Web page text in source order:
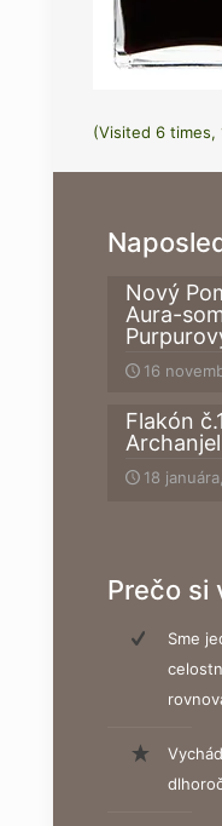
(Visited 6 times,
Nový
Aura-
16
Flakón
18
Prečo si
Sme